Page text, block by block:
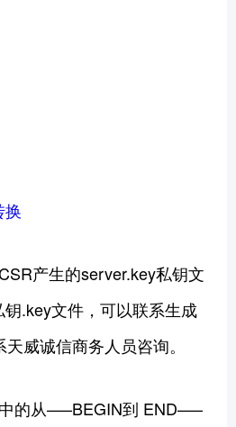
换
产生的server.key私钥文
.key文件，可以联系生成
威诚信商务人员咨询。
的从—–BEGIN到 END—–